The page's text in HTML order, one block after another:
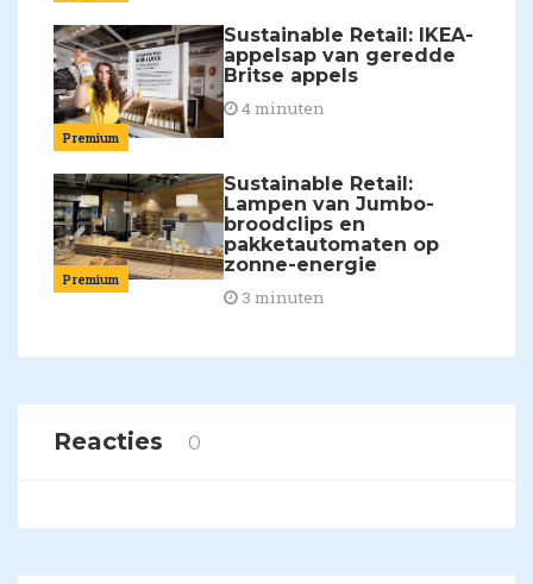
Premium
Sustainable Retail: IKEA-
appelsap van geredde
Britse appels
4 minuten
Premium
Sustainable Retail:
Lampen van Jumbo-
broodclips en
pakketautomaten op
zonne-energie
3 minuten
Reacties 0